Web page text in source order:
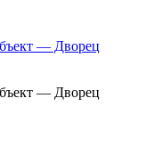
— Дворец
— Дворец